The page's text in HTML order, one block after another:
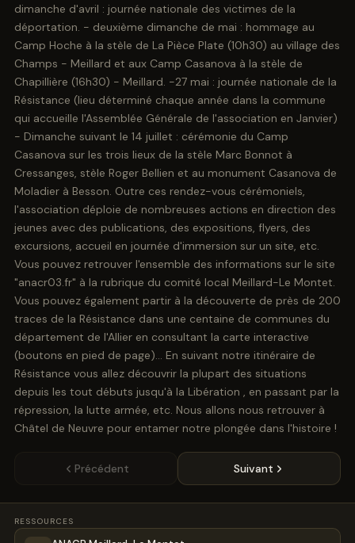
dimanche d'avril : journée nationale des victimes de la
déportation. - deuxième dimanche de mai : hommage au
Camp Hoche à la stèle de La Pièce Plate (10h30) au village des
Champs - Meillard et aux Camp Casanova à la stèle de
Chapillière (16h30) - Meillard. -27 mai : journée nationale de la
Résistance (lieu déterminé chaque année dans la commune
qui accueille l'Assemblée Générale de l'association en Janvier)
- Dimanche suivant le 14 juillet : cérémonie du Camp
Casanova sur les trois lieux de la stèle Marc Bonnot à
Cressanges, stèle Roger Bellien et au monument Casanova de
Moladier à Besson. Outre ces rendez-vous cérémoniels,
l'association déploie de nombreuses actions en direction des
jeunes avec des publications, des expositions, flyers, des
excursions, accueil en journée d'immersion sur un site, etc.
Vous pouvez retrouver l'ensemble des informations sur le site
"anacr03.fr" à la rubrique du comité local Meillard-Le Montet.
Vous pouvez également partir à la découverte de près de 200
traces de la Résistance dans une centaine de communes du
département de l'Allier en consultant la carte interactive
(boutons en pied de page)... En suivant notre itinéraire de
Résistance vous allez découvrir la plupart des situations
depuis les tout débuts jusqu'à la Libération , en passant par la
répression, la lutte armée, etc. Nous allons nous retrouver à
Châtel de Neuvre pour entamer notre plongée dans l'histoire !
Précédent Suivant
RESSOURCES